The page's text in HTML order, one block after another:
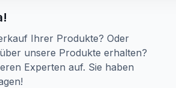
Ihrer Produkte? Oder
unsere Produkte erhalten?
Experten auf. Sie haben